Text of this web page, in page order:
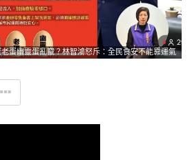
蛋幽靈蛋亂竄？林智鴻怒斥：全民食安不能靠運氣